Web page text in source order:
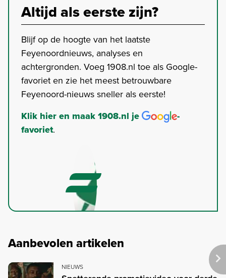
Altijd als eerste zijn?
Blijf op de hoogte van het laatste
Feyenoordnieuws, analyses en
achtergronden. Voeg 1908.nl toe als Google-
favoriet en zie het meest betrouwbare
Feyenoord-nieuws sneller als eerste!
Klik hier en maak 1908.nl je
-
favoriet.
Aanbevolen artikelen
NIEUWS